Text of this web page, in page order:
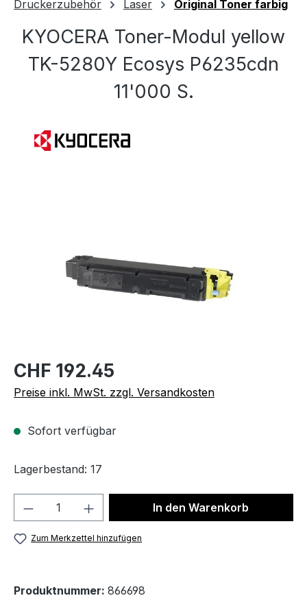
Druckerzubehör Laser Original Toner farbig
KYOCERA Toner-Modul yellow
TK-5280Y Ecosys P6235cdn
11'000 S.
CHF 192.45
Preise inkl. MwSt. zzgl. Versandkosten
Sofort verfügbar
Lagerbestand: 17
Produkt Anzahl: Gib denIn den Warenkorb
Zum Merkzettel hinzufügen
Produktnummer: 866698